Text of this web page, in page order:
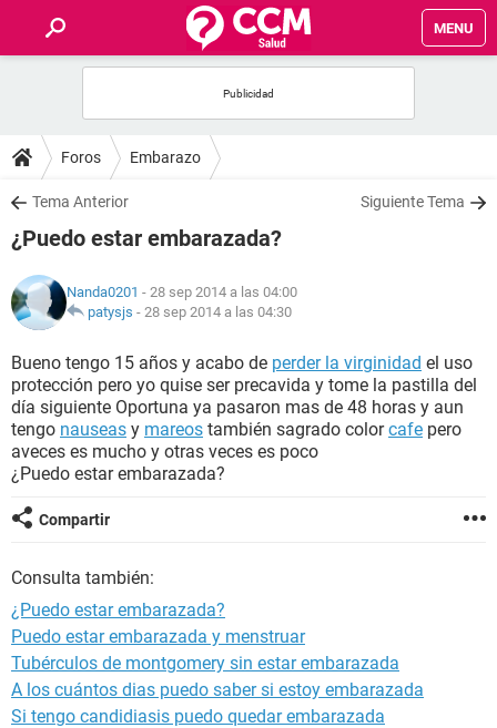
MENU
FOROS
SALUD
FAMILIA
NUTRICIÓN
BIENESTAR
SEXUALIDAD
GLOSARIO
Foros Embarazo
Tema Anterior Siguiente Tema
¿Puedo estar embarazada?
Nanda0201 - 28 sep 2014 a las 04:00
patysjs - 28 sep 2014 a las 04:30
Bueno tengo 15 años y acabo de perder la virginidad el uso
protección pero yo quise ser precavida y tome la pastilla del
día siguiente Oportuna ya pasaron mas de 48 horas y aun
tengo nauseas y mareos también sagrado colorcafe pero
aveces es mucho y otras veces es poco
¿Puedo estar embarazada?
Compartir
Consulta también:
¿Puedo estar embarazada?
Puedo estar embarazada y menstruar
Tubérculos de montgomery sin estar embarazada
A los cuántos dias puedo saber si estoy embarazada
Si tengo candidiasis puedo quedar embarazada